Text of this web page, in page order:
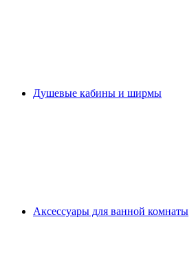
Душевые кабины и ширмы
Аксессуары для ванной комнаты